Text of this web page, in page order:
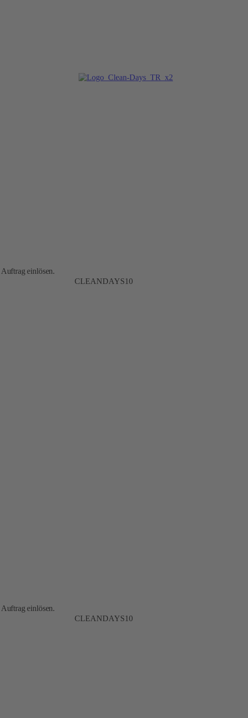
einlösen.
CLEANDAYS10
einlösen.
CLEANDAYS10